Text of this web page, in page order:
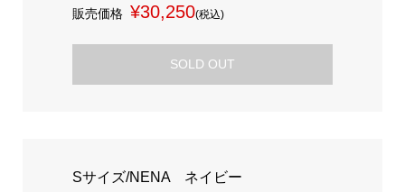
販売価格 ¥30,250(税込)
SOLD OUT
Sサイズ/NENA ネイビー